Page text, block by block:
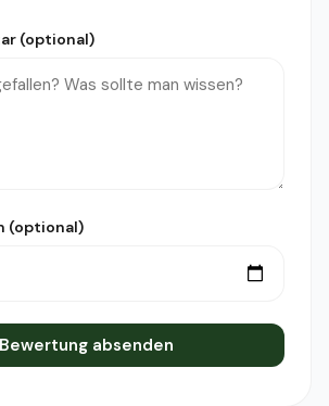
(optional)
(optional)
Bewertung absenden